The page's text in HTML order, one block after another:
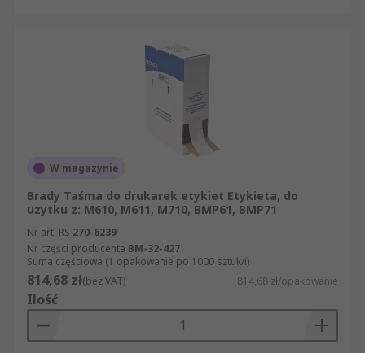
produktów z sekcji Drukarki i akcesoria, tak by
przed zakupem mogli Państwo sprawdzić, czy
konkretny artykuł spełnia Państwa oczekiwania.
W magazynie
Brady Taśma do drukarek etykiet Etykieta, do
uzytku z: M610, M611, M710, BMP61, BMP71
Nr art. RS 270-6239
Nr części producenta BM-32-427
Suma częściowa (1 opakowanie po 1000 sztuk/i)
814,68 zł(bez VAT) 814,68 zł/opakowanie
Ilość